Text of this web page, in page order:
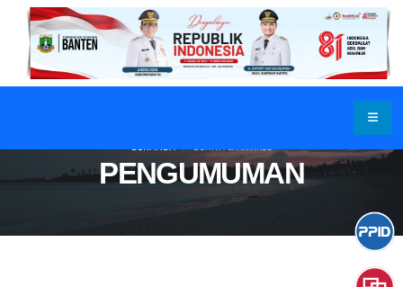
PENGUMUMAN
BERANDA BERITA & ARTIKEL